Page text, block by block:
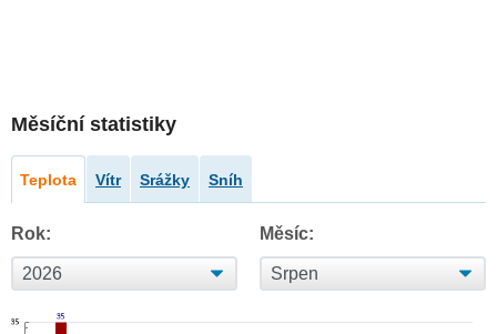
Měsíční statistiky
Teplota Vítr Srážky Sníh
Rok: Měsíc: